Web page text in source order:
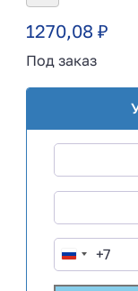
1270,08 ₽
Под заказ
R
u
+7